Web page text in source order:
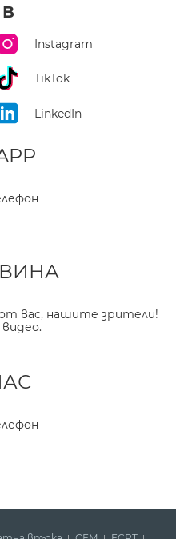
Instagram
TikTok
LinkedIn
вас, нашите зрители!